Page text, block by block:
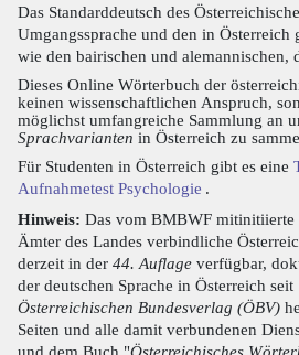
Das Standarddeutsch des
Umgangssprache und den in Österreich
wie den bairischen und alemannischen,
Dieses Online Wörterbuch der
keinen wissenschaftlichen Anspruch,
möglichst umfangreiche Sammlung an
Sprachvarianten in Österreich zu
Für Studenten in Österreich gibt es eine
Aufnahmetest Psychologie .
Hinweis: Das vom BMBWF mitinitiierte
Ämter des Landes verbindliche
derzeit in der 44. Auflage verfügbar,
der deutschen Sprache in Österreich
Österreichischen Bundesverlag (ÖBV)
Seiten und alle damit verbundenen
und dem Buch "Österreichisches